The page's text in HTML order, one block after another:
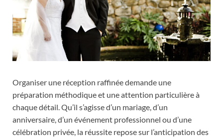
Organiser une réception raffinée demande une
préparation méthodique et une attention particulière à
chaque détail. Qu’il s’agisse d’un mariage, d’un
anniversaire, d’un événement professionnel ou d’une
célébration privée, la réussite repose sur l’anticipation des